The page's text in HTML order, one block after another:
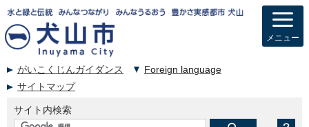
がいこくじんガイダンス
Foreign language
サイトマップ
サイト内検索
メニュー